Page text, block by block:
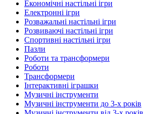
Економічні настільні ігри
Електронні ігри
Розважальні настільні ігри
Розвиваючі настільні ігри
Спортивні настільні ігри
Пазли
Роботи та трансформери
Роботи
Трансформери
Інтерактивні іграшки
Музичні інструменти
Музичні інструменти до 3-х років